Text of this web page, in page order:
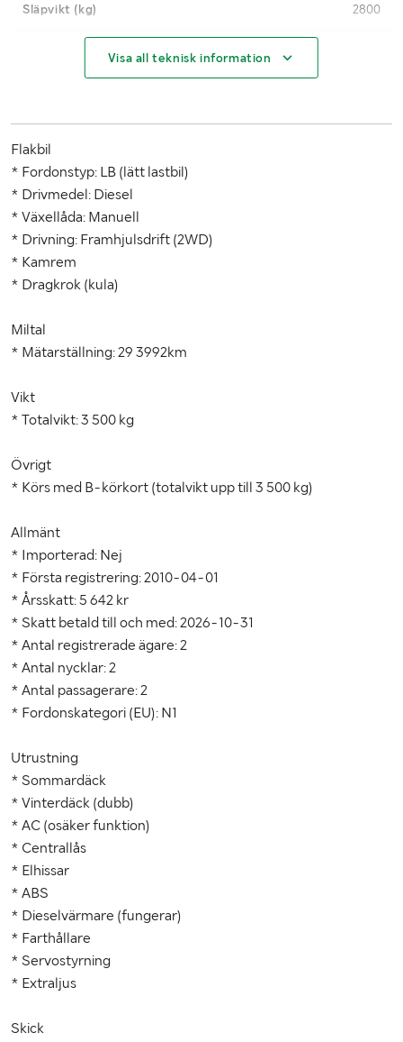
Släpvikt (kg) 2800
Lastutrymmes längd (mm)
Max lastvikt (kg)
Besiktning / Sen. besiktn.
Fordonsstatus
Visa all teknisk information
Flakbil
* Fordonstyp: LB (lätt lastbil)
* Drivmedel: Diesel
* Växellåda: Manuell
* Drivning: Framhjulsdrift (2WD)
* Kamrem
* Dragkrok (kula)
Miltal
* Mätarställning: 29 3992km
Vikt
* Totalvikt: 3 500 kg
Övrigt
* Körs med B-körkort (totalvikt upp till 3 500 kg)
Allmänt
* Importerad: Nej
* Första registrering: 2010-04-01
* Årsskatt: 5 642 kr
* Skatt betald till och med: 2026-10-31
* Antal registrerade ägare: 2
* Antal nycklar: 2
* Antal passagerare: 2
* Fordonskategori (EU): N1
Utrustning
* Sommardäck
* Vinterdäck (dubb)
* AC (osäker funktion)
* Centrallås
* Elhissar
* ABS
* Dieselvärmare (fungerar)
* Farthållare
* Servostyrning
* Extraljus
Skick